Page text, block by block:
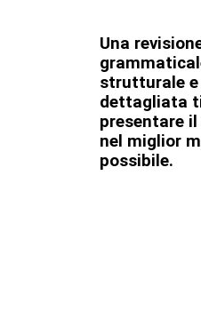
Una
strutturale
dettagliata
presentare
nel miglior
possibile.